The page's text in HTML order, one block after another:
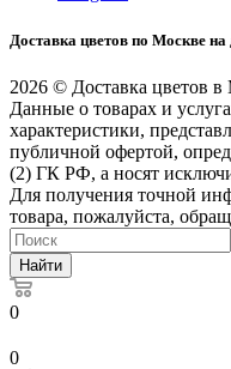
Доставка цветов по Москве
2026 © Доставка цветов в
Данные о товарах и
характеристики,
публичной офертой,
(2) ГК РФ, а носят
Для получения точной
товара, пожалуйста,
Найти
0
0